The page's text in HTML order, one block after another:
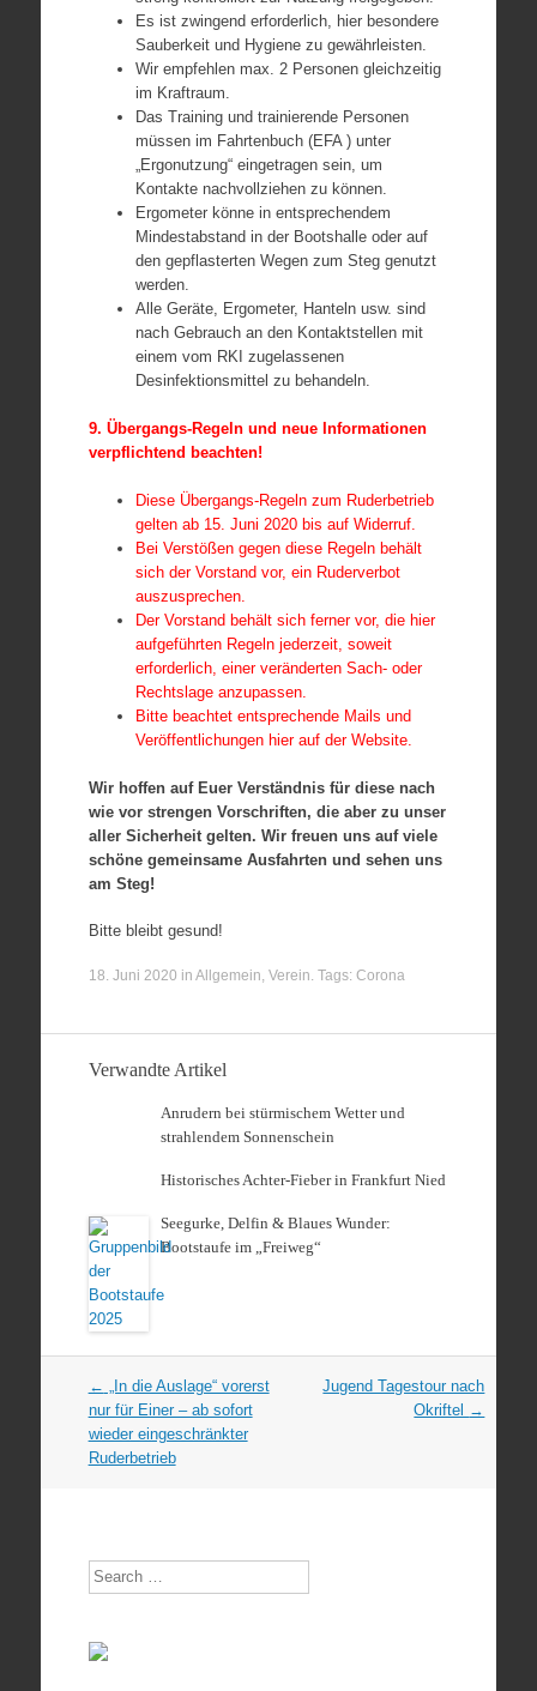
Es ist zwingend erforderlich, hier besondere
Sauberkeit und Hygiene zu gewährleisten.
Wir empfehlen max. 2 Personen gleichzeitig
im Kraftraum.
Das Training und trainierende Personen
müssen im Fahrtenbuch (EFA ) unter
„Ergonutzung“ eingetragen sein, um
Kontakte nachvollziehen zu können.
Ergometer könne in entsprechendem
Mindestabstand in der Bootshalle oder auf
den gepflasterten Wegen zum Steg genutzt
werden.
Alle Geräte, Ergometer, Hanteln usw. sind
nach Gebrauch an den Kontaktstellen mit
einem vom RKI zugelassenen
Desinfektionsmittel zu behandeln.
9. Übergangs-Regeln und neue Informationen
verpflichtend beachten!
Diese Übergangs-Regeln zum Ruderbetrieb
gelten ab 15. Juni 2020 bis auf Widerruf.
Bei Verstößen gegen diese Regeln behält
sich der Vorstand vor, ein Ruderverbot
auszusprechen.
Der Vorstand behält sich ferner vor, die hier
aufgeführten Regeln jederzeit, soweit
erforderlich, einer veränderten Sach- oder
Rechtslage anzupassen.
Bitte beachtet entsprechende Mails und
Veröffentlichungen hier auf der Website.
Wir hoffen auf Euer Verständnis für diese nach
wie vor strengen Vorschriften, die aber zu unser
aller Sicherheit gelten. Wir freuen uns auf viele
schöne gemeinsame Ausfahrten und sehen uns
am Steg!
Bitte bleibt gesund!
18. Juni 2020 in Allgemein Verein . Tags: Corona
Verwandte Artikel
Anrudern bei stürmischem Wetter und
strahlendem Sonnenschein
Historisches Achter-Fieber in Frankfurt Nied
Seegurke, Delfin & Blaues Wunder:
Bootstaufe im „Freiweg“
Artikel
Navigation
←
„In die Auslage“ vorerst
nur für Einer – ab sofort
wieder eingeschränkter
Ruderbetrieb
Jugend Tagestour nach
Okriftel →
Search